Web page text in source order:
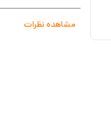
مشاهده نظرات